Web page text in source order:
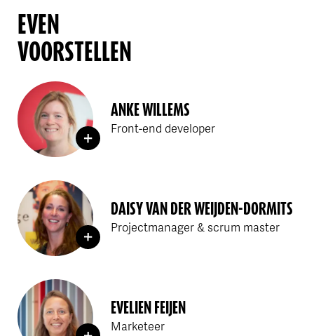
EVEN
VOORSTELLEN
ANKE WILLEMS
Front-end developer
DAISY VAN DER WEIJDEN-DORMITS
Projectmanager & scrum master
EVELIEN FEIJEN
Marketeer